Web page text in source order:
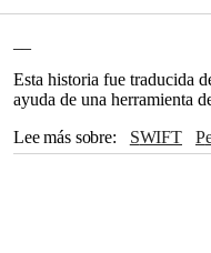
Esta historia fue traducida
ayuda de una herramienta
Lee más sobre
SWIFT